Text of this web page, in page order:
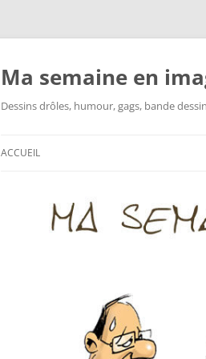
Ma semaine en
Dessins drôles, humour, gags, bande
ACCUEIL